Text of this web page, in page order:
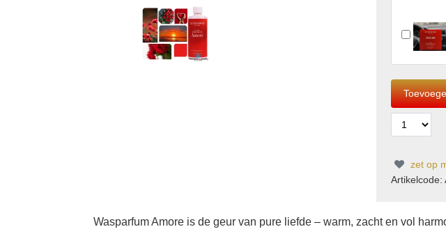
zet op
Artikelcode:
Wasparfum Amore is de geur van pure liefde – warm, zacht en vol